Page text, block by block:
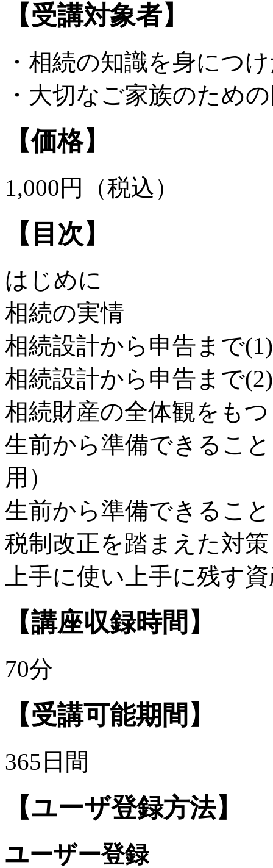
【受講対象者】
・相続の知識を身につ
・大切なご家族のため
【価格】
1,000円（税込）
【目次】
はじめに
相続の実情
相続設計から申告まで(1)
相続設計から申告まで(2)
相続財産の全体観をもつ
生前から準備できるこ
用）
生前から準備できるこ
税制改正を踏まえた対策
上手に使い上手に残す
【講座収録時間】
70分
【受講可能期間】
365日間
【ユーザ登録方法】
ユーザー登録